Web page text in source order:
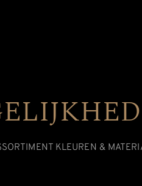
KLEUREN &